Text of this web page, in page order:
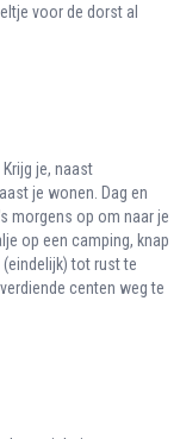
voor de dorst al
je, naast
je wonen. Dag en
morgens op om naar je
op een camping, knap
tot rust te
centen weg te